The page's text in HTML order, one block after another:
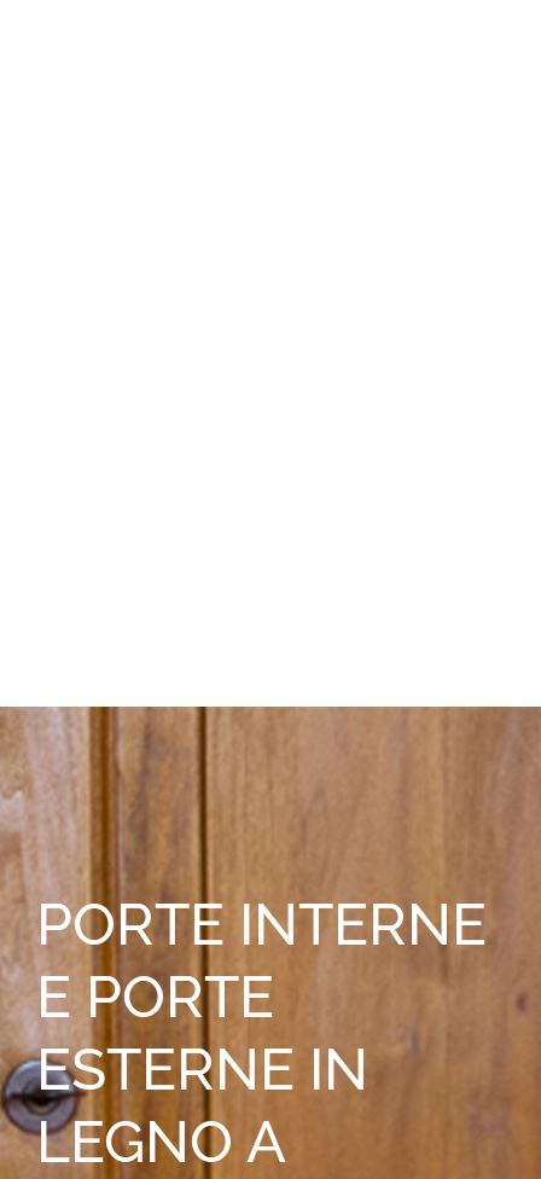
PORTE INTERNE
E PORTE
ESTERNE IN
LEGNO A